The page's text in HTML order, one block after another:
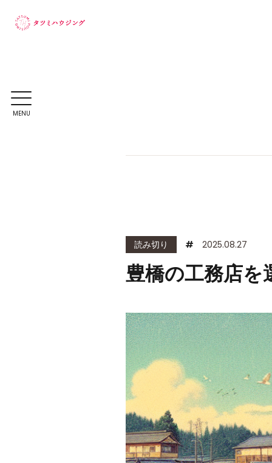
MENU
豊橋の工務店を
読み切り # 2025.08.27